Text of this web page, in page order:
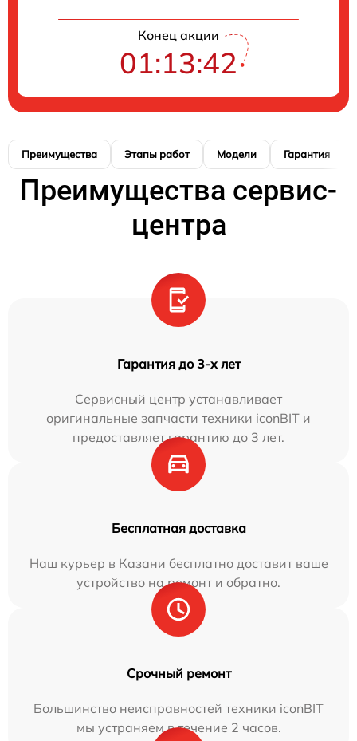
Конец акции
01:13:42
Преимущества Этапы работ Модели Гарантия
Преимущества сервис-
центра
Гарантия до 3-х лет
Сервисный центр устанавливает
оригинальные запчасти техники iconBIT и
предоставляет гарантию до 3 лет.
Бесплатная доставка
Наш курьер в Казани бесплатно доставит ваше
устройство на ремонт и обратно.
Срочный ремонт
Большинство неисправностей техники iconBIT
мы устраняем в течение 2 часов.